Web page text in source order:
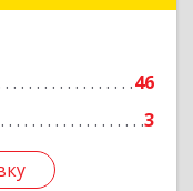
46
3